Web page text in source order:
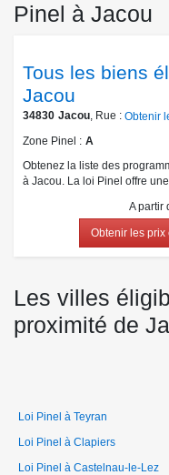
Pinel à Jacou
Tous les biens
Jacou
34830 Jacou , Rue : Obtenir
Zone Pinel
A
Obtenez la liste des
à Jacou. La loi Pinel offre une
A partir
Obtenir les prix
Les villes
proximité de
Loi Pinel à Teyran
Loi Pinel à Clapiers
Loi Pinel à Castelnau-le-Lez